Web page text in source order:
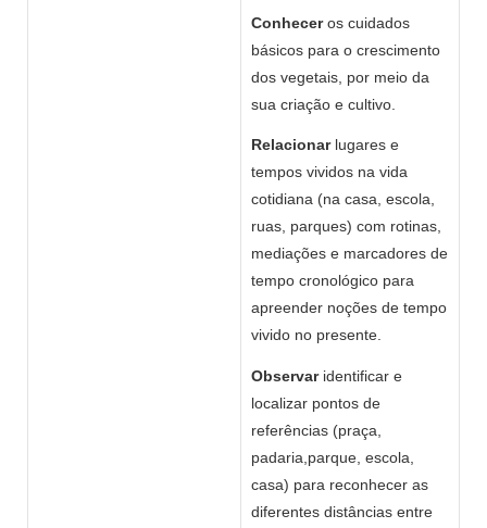
Conheceros cuidados
básicos para o crescimento
dos vegetais, por meio da
sua criação e cultivo.
Relacionarlugares e
tempos vividos na vida
cotidiana (na casa, escola,
ruas, parques) com rotinas,
mediações e marcadores de
tempo cronológico para
apreender noções de tempo
vivido no presente.
Observaridentificar e
localizar pontos de
referências (praça,
padaria,parque, escola,
casa) para reconhecer as
diferentes distâncias entre